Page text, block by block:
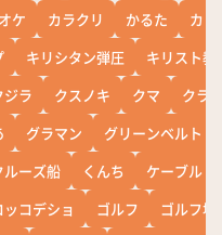
ケ カラクリ かるた
カレ
キリシタン弾圧
キリスト教
ジラ クスノキ クマ
クラ
グラマン
グリーンベルト
ルーズ船 くんち
ケーブル
ッコデショ ゴルフ
ゴルフ場